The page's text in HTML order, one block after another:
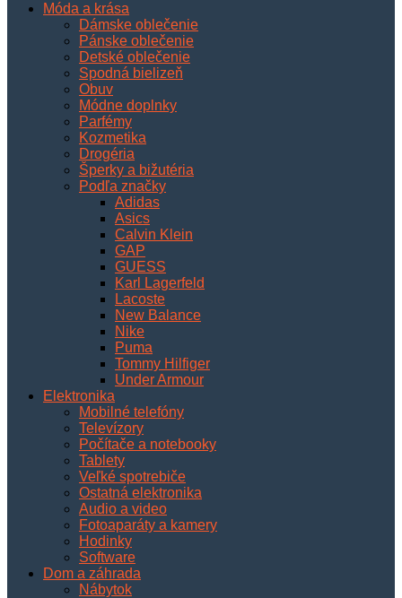
Móda a krása
Dámske oblečenie
Pánske oblečenie
Detské oblečenie
Spodná bielizeň
Obuv
Módne doplnky
Parfémy
Kozmetika
Drogéria
Šperky a bižutéria
Podľa značky
Adidas
Asics
Calvin Klein
GAP
GUESS
Karl Lagerfeld
Lacoste
New Balance
Nike
Puma
Tommy Hilfiger
Under Armour
Elektronika
Mobilné telefóny
Televízory
Počítače a notebooky
Tablety
Veľké spotrebiče
Ostatná elektronika
Audio a video
Fotoaparáty a kamery
Hodinky
Software
Dom a záhrada
Nábytok